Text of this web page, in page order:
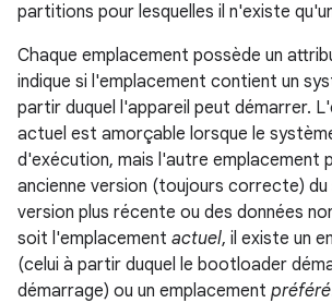
partitions pour lesquelles il n'existe
Chaque emplacement possède un
indique si l'emplacement contient un
partir duquel l'appareil peut démarrer.
actuel est amorçable lorsque le
d'exécution, mais l'autre emplacement
ancienne version (toujours correcte) du
version plus récente ou des données
soit l'emplacement actuel, il existe un
(celui à partir duquel le bootloader
démarrage) ou un emplacement préféré